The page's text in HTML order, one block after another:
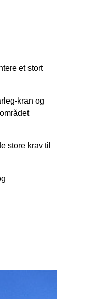
et stort
kran og
store krav til